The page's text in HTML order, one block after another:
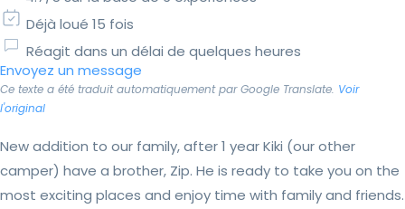
Déjà loué 15 fois
Réagit dans un délai de quelques heures
Envoyez un message
Ce texte a été traduit automatiquement par Google Translate. Voir
l'original
New addition to our family, after 1 year Kiki (our other
camper) have a brother, Zip. He is ready to take you on the
most exciting places and enjoy time with family and friends.